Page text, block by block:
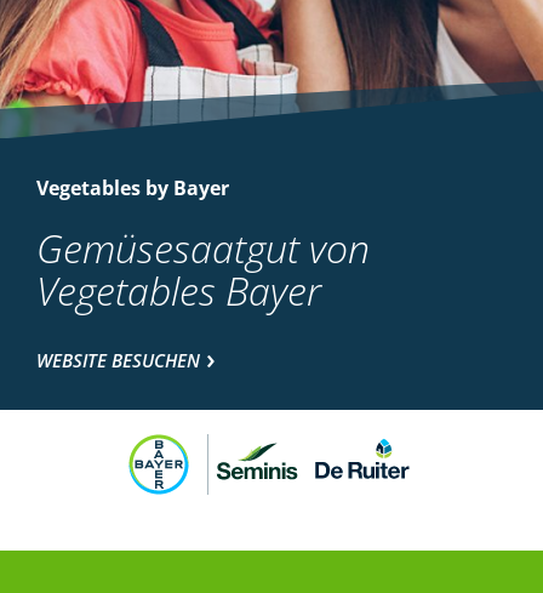
Vegetables by Bayer
Gemüsesaatgut von
Vegetables Bayer
WEBSITE BESUCHEN